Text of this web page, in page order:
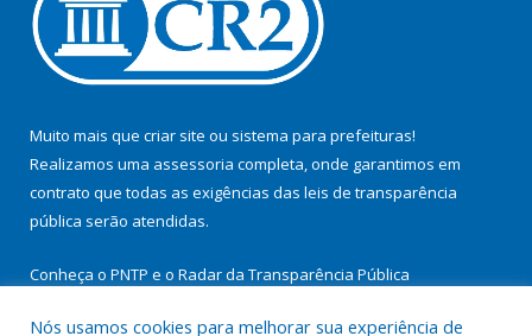
Muito mais que criar site ou sistema para prefeituras!
Realizamos uma assessoria completa, onde garantimos em
contrato que todas as exigências das leis de transparência
pública serão atendidas.
Conheça o PNTP e o Radar da Transparência Pública
Nós usamos cookies para melhorar sua experiência de